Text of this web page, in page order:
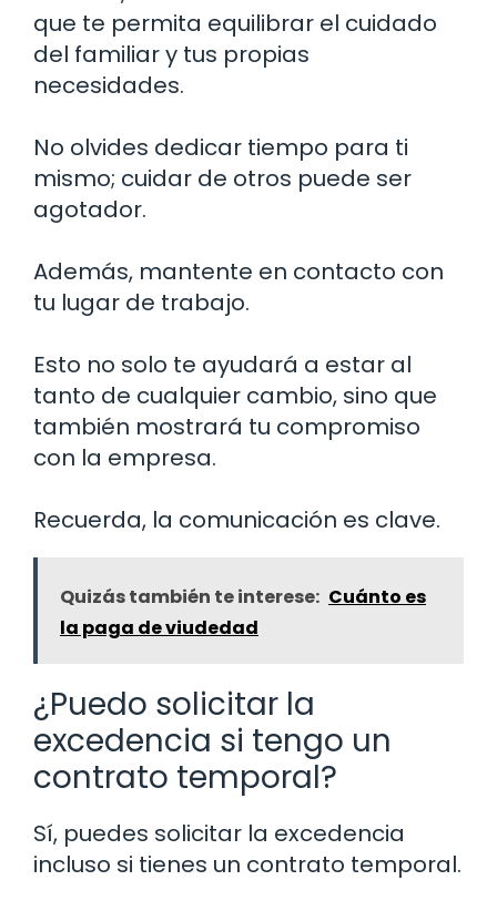
que te permita equilibrar el cuidado
del familiar y tus propias
necesidades.
No olvides dedicar tiempo para ti
mismo; cuidar de otros puede ser
agotador.
Además, mantente en contacto con
tu lugar de trabajo.
Esto no solo te ayudará a estar al
tanto de cualquier cambio, sino que
también mostrará tu compromiso
con la empresa.
Recuerda, la comunicación es clave.
Quizás también te interese: Cuánto es
la paga de viudedad
¿Puedo solicitar la
excedencia si tengo un
contrato temporal?
Sí, puedes solicitar la excedencia
incluso si tienes un contrato temporal.